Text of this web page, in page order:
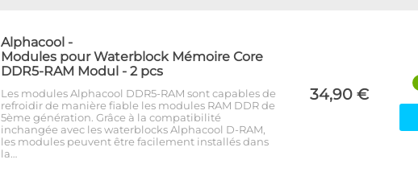
Alphacool -
Modules pour Waterblock Mémoire Core
DDR5-RAM Modul - 2 pcs
Les modules Alphacool DDR5-RAM sont capables de
refroidir de manière fiable les modules RAM DDR de
5ème génération. Grâce à la compatibilité
inchangée avec les waterblocks Alphacool D-RAM,
les modules peuvent être facilement installés dans
la…
34,90 €